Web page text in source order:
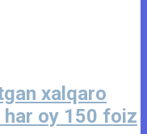
xalqaro
har oy 150 foiz